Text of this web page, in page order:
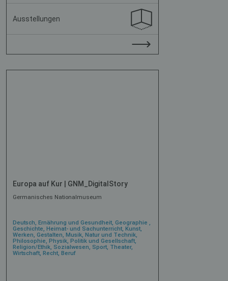
Ausstellungen
Europa auf Kur | GNM_DigitalStory
Germanisches Nationalmuseum
Deutsch, Ernährung und Gesundheit, Geographie ,
Geschichte, Heimat- und Sachunterricht, Kunst,
Werken, Gestalten, Musik, Natur und Technik,
Philosophie, Physik, Politik und Gesellschaft,
Religion/Ethik, Sozialwesen, Sport, Theater,
Wirtschaft, Recht, Beruf